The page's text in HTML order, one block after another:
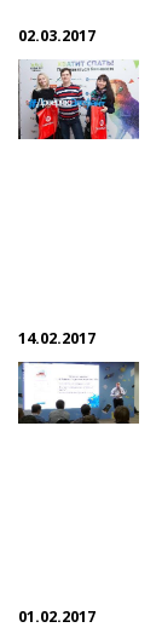
02.03.2017
14.02.2017
01.02.2017